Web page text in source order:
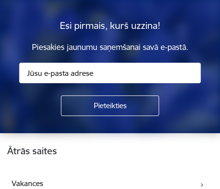
Esi pirmais, kurš uzzina!
Piesakies jaunumu saņemšanai savā e-pastā.
Kājene
Ātrās saites
Vakances